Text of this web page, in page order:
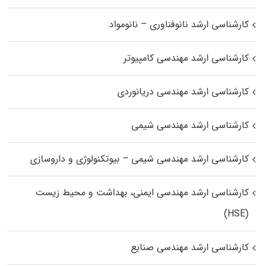
کارشناسی ارشد نانوفناوری – نانومواد
کارشناسی ارشد مهندسی کامپیوتر
کارشناسی ارشد مهندسی دریانوردی
کارشناسی ارشد مهندسی شیمی
کارشناسی ارشد مهندسی شیمی – بیوتکنولوژی و داروسازی
کارشناسی ارشد مهندسی ایمنی، بهداشت و محیط زیست
(HSE)
کارشناسی ارشد مهندسی صنایع